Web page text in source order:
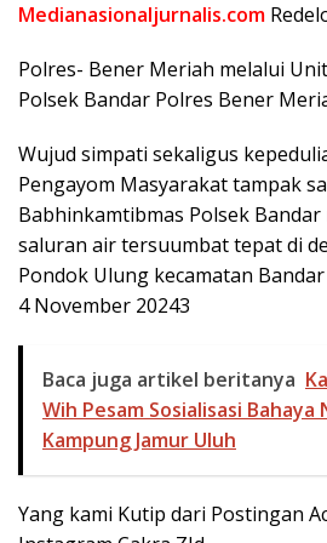
Medianasionaljurnalis.com
Polres- Bener Meriah melalui
Polsek Bandar Polres Bener
Wujud simpati sekaligus
Pengayom Masyarakat tampak
Babhinkamtibmas Polsek
saluran air tersuumbat tepat di
Pondok Ulung kecamatan
4 November 20243
Baca juga artikel beritanya
Wih Pesam Sosialisasi Bahaya
Kampung Jamur Uluh
Yang kami Kutip dari Postingan